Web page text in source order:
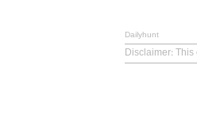
Dailyhunt
Disclaimer: